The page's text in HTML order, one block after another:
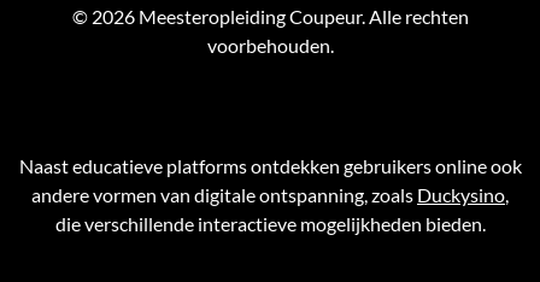
© 2026 Meesteropleiding Coupeur. Alle rechten
voorbehouden.
Naast educatieve platforms ontdekken gebruikers online ook
andere vormen van digitale ontspanning, zoals Duckysino,
die verschillende interactieve mogelijkheden bieden.